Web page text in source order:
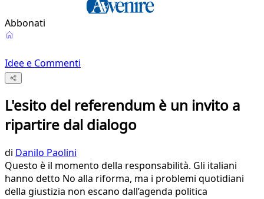
Abbonati
Idee e Commenti
L'esito del referendum è un invito a
ripartire dal dialogo
di Danilo Paolini
Questo è il momento della responsabilità. Gli italiani
hanno detto No alla riforma, ma i problemi quotidiani
della giustizia non escano dall’agenda politica